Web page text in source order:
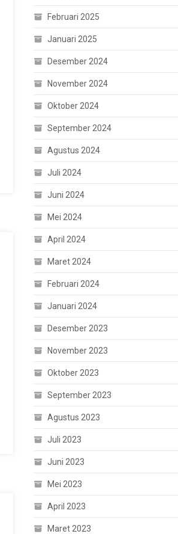
Februari 2025
Januari 2025
Desember 2024
November 2024
Oktober 2024
September 2024
Agustus 2024
Juli 2024
Juni 2024
Mei 2024
April 2024
Maret 2024
Februari 2024
Januari 2024
Desember 2023
November 2023
Oktober 2023
September 2023
Agustus 2023
Juli 2023
Juni 2023
Mei 2023
April 2023
Maret 2023